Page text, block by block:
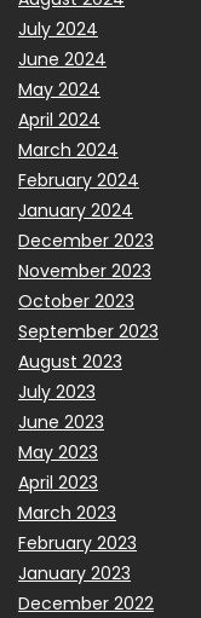
July 2024
June 2024
May 2024
April 2024
March 2024
February 2024
January 2024
December 2023
November 2023
October 2023
September 2023
August 2023
July 2023
June 2023
May 2023
April 2023
March 2023
February 2023
January 2023
December 2022